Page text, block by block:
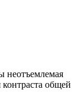
неотъемлемая
контраста общей